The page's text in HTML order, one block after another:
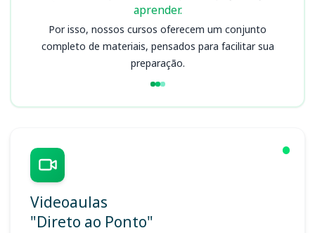
aprender.
Por isso, nossos cursos oferecem um conjunto
completo de materiais, pensados para facilitar sua
preparação.
Videoaulas
"Direto ao Ponto"